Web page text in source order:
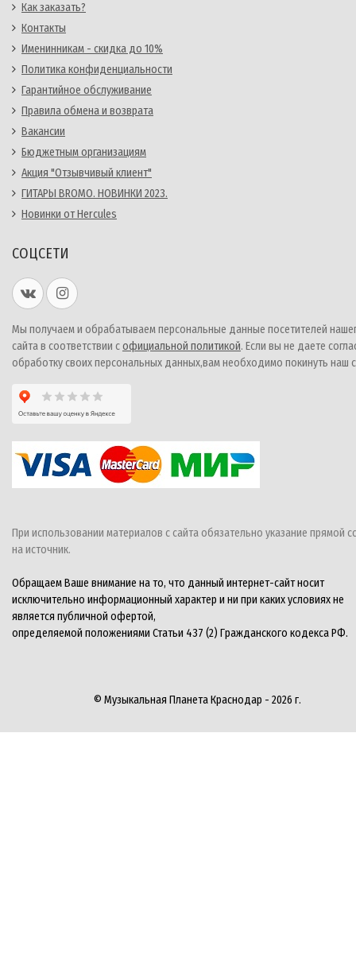
Как заказать?
Контакты
Именинникам - скидка до 10%
Политика конфиденциальности
Гарантийное обслуживание
Правила обмена и возврата
Вакансии
Бюджетным организациям
Акция "Отзывчивый клиент"
ГИТАРЫ BROMO. НОВИНКИ 2023.
Новинки от Hercules
СОЦСЕТИ
Мы получаем и обрабатываем персональные данные посетителей
сайта в соответствии софициальной политикой. Если вы не даете
обработку своих персональных данных,вам необходимо покинуть наш
При использовании материалов с сайта обязательно указание прямой
на источник.
Обращаем Ваше внимание на то, что данный интернет-сайт носит
исключительно информационный характер и ни при каких условиях не
является публичной офертой,
определяемой положениями Статьи 437 (2) Гражданского кодекса РФ.
© Музыкальная Планета Краснодар - 2026 г.